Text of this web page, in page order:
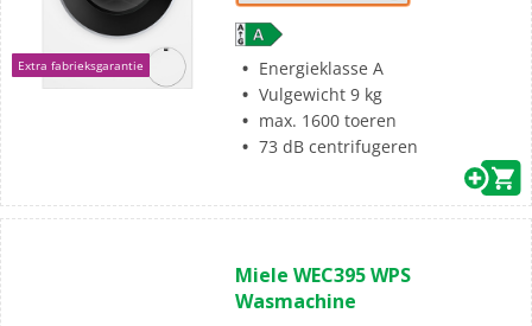
Extra fabrieksgarantie
knop
opent
Youreko’s
tool
voor
energiebesparing.
Energieklasse A
Vulgewicht 9 kg
max. 1600 toeren
73 dB centrifugeren
van
de
Miele WEC395 WPS
Wasmachine